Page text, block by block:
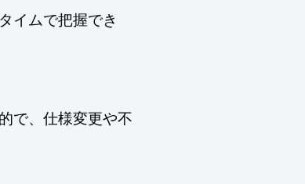
イムで把握でき
で、仕様変更や不